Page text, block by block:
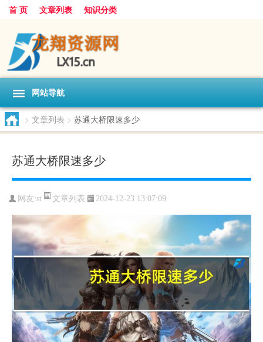
首 页 文章列表 知识分类
网站导航
> 文章列表 > 苏通大桥限速多少
苏通大桥限速多少
网友:st 文章列表 2024-12-23 13:07:09